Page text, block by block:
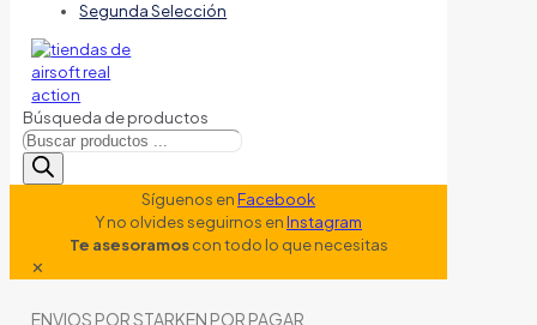
Segunda Selección
Búsqueda de productos
Síguenos enFacebook
Y no olvides seguirnos enInstagram
Te asesoramoscon todo lo que necesitas
✕
ENVIOS POR STARKEN POR PAGAR